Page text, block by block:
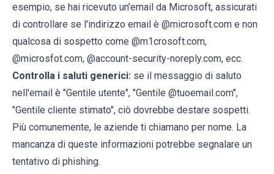
esempio, se hai ricevuto un'email da Microsoft, assicurati
di controllare se l'indirizzo email è @microsoft.com e non
qualcosa di sospetto come @m1crosoft.com,
@microsfot.com, @account-security-noreply.com, ecc.
Controlla i saluti generici: se il messaggio di saluto
nell'email è "Gentile utente", "Gentile @tuoemail.com",
"Gentile cliente stimato", ciò dovrebbe destare sospetti.
Più comunemente, le aziende ti chiamano per nome. La
mancanza di queste informazioni potrebbe segnalare un
tentativo di phishing.